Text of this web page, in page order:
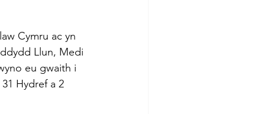
Cymru ac yn
Llun, Medi
eu gwaith i
Hydref a 2